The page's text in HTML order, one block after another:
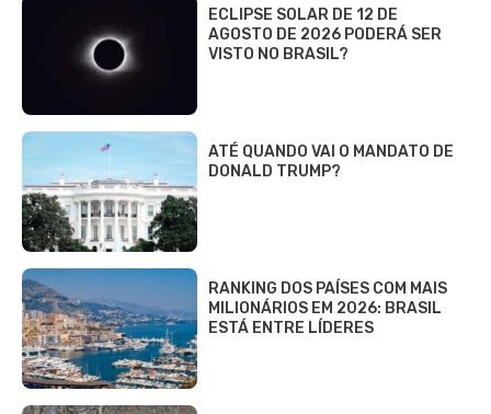
ECLIPSE SOLAR DE 12 DE
AGOSTO DE 2026 PODERÁ SER
VISTO NO BRASIL?
ATÉ QUANDO VAI O MANDATO DE
DONALD TRUMP?
RANKING DOS PAÍSES COM MAIS
MILIONÁRIOS EM 2026: BRASIL
ESTÁ ENTRE LÍDERES